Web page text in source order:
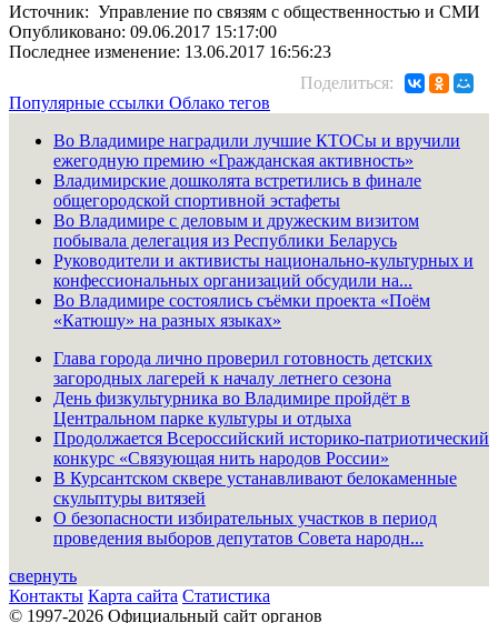
Источник: Управление по связям с общественностью и СМИ
Опубликовано: 09.06.2017 15:17:00
Последнее изменение: 13.06.2017 16:56:23
Поделиться:
Популярные ссылки Облако тегов
Во Владимире наградили лучшие КТОСы и вручили
ежегодную премию «Гражданская активность»
Владимирские дошколята встретились в финале
общегородской спортивной эстафеты
Во Владимире с деловым и дружеским визитом
побывала делегация из Республики Беларусь
Руководители и активисты национально-культурных и
конфессиональных организаций обсудили на...
Во Владимире состоялись съёмки проекта «Поём
«Катюшу» на разных языках»
Глава города лично проверил готовность детских
загородных лагерей к началу летнего сезона
День физкультурника во Владимире пройдёт в
Центральном парке культуры и отдыха
Продолжается Всероссийский историко-патриотический
конкурс «Связующая нить народов России»
В Курсантском сквере устанавливают белокаменные
скульптуры витязей
О безопасности избирательных участков в период
проведения выборов депутатов Совета народн...
свернуть
Контакты Карта сайта Статистика
© 1997-2026 Официальный сайт органов